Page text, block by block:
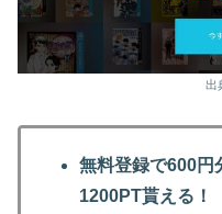
出
無料登録で600円
1200PT貰える！